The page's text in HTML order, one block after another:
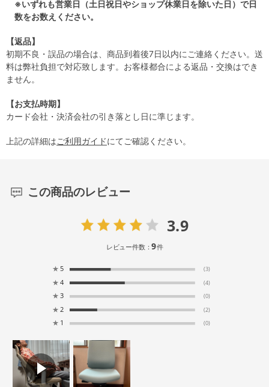
※いずれも営業日（土日祝日やショップ休業日を除いた日）で日
数をお数えください。
【返品】
初期不良・誤品の場合は、商品到着後7日以内にご連絡ください。送
料は弊社負担で対応致します。お客様都合による返品・交換はでき
ません。
【お支払時期】
カード会社・決済会社の引き落とし日に準じます。
上記の詳細はご利用ガイドにてご確認ください。
この商品のレビュー
3.9
レビュー件数：9件
★ 5 (3)
★ 4 (4)
★ 3 (0)
★ 2 (2)
★ 1 (0)